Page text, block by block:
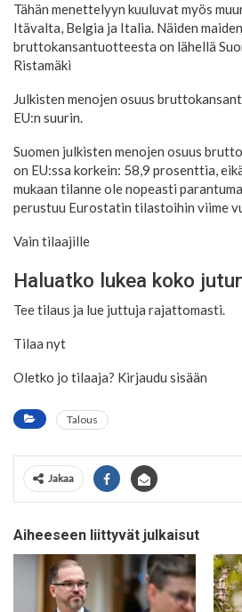
Tähän menettelyyn kuuluvat myös
Itävalta, Belgia ja Italia. Näiden
bruttokansantuotteesta on lähellä
Ristamäki
Julkisten menojen osuus
EU:n suurin.
Suomen julkisten menojen osuus
on EU:ssa korkein: 58,9 prosenttia,
mukaan tilanne ole nopeasti
perustuu Eurostatin tilastoihin viime
Vain tilaajille
Haluatko lukea koko
Tee tilaus ja lue juttuja rajattomasti.
Tilaa nyt
Oletko jo tilaaja? Kirjaudu sisään
Talous
Jakaa
Aiheeseen liittyvät julkaisut